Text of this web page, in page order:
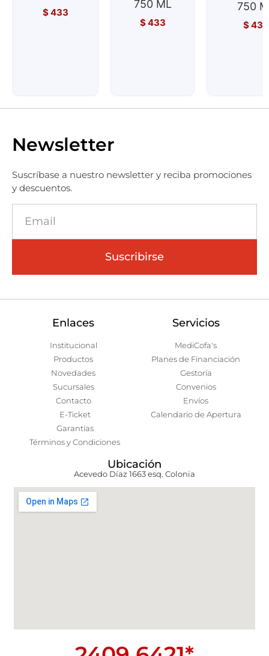
$433
750 ML
$433
750
$433
Newsletter
Suscríbase a nuestro newsletter y reciba promociones
y descuentos.
Suscribirse
Enlaces
Institucional
Productos
Novedades
Sucursales
Contacto
E-Ticket
Garantías
Términos y Condiciones
Servicios
MediCofa's
Planes de Financiación
Gestoría
Convenios
Envíos
Calendario de Apertura
Ubicación
Acevedo Díaz 1663 esq. Colonia